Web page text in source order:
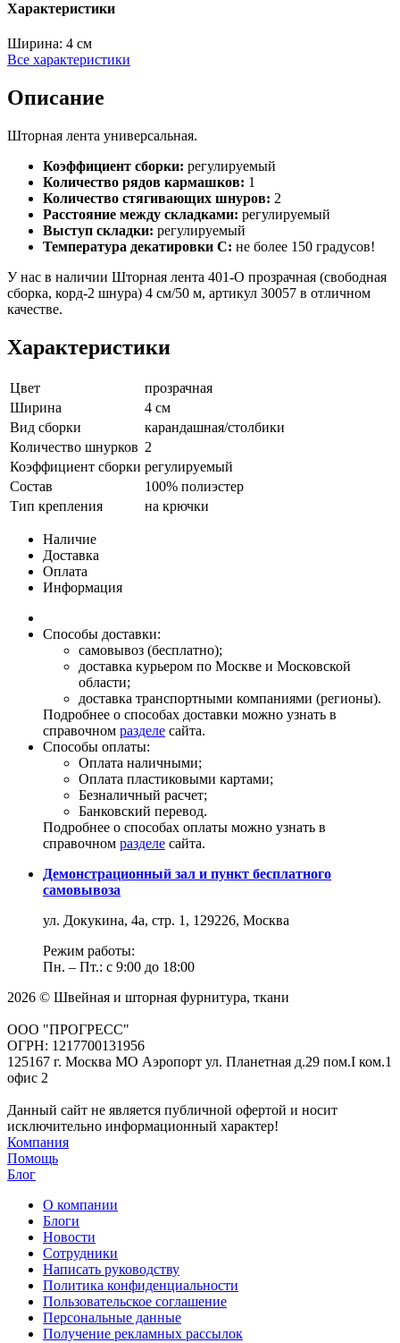
Характеристики
Ширина: 4 см
Все характеристики
Описание
Шторная лента универсальная.
Коэффициент сборки: регулируемый
Количество рядов кармашков: 1
Количество стягивающих шнуров: 2
Расстояние между складками: регулируемый
Выступ складки: регулируемый
Температура декатировки С: не более 150 градусов!
У нас в наличии Шторная лента 401-О прозрачная (свободная
сборка, корд-2 шнура) 4 см/50 м, артикул 30057 в отличном
качестве.
Характеристики
Цвет
прозрачная
Ширина
4 см
Вид сборки
карандашная/столбики
Количество шнурков 2
Коэффициент сборки регулируемый
Состав
100% полиэстер
Тип крепления
на крючки
Наличие
Доставка
Оплата
Информация
Способы доставки:
самовывоз (бесплатно);
доставка курьером по Москве и Московской
области;
доставка транспортными компаниями (регионы).
Подробнее о способах доставки можно узнать в
справочном разделе сайта.
Способы оплаты:
Оплата наличными;
Оплата пластиковыми картами;
Безналичный расчет;
Банковский перевод.
Подробнее о способах оплаты можно узнать в
справочном разделе сайта.
Демонстрационный зал и пункт бесплатного
самовывоза
ул. Докукина, 4а, стр. 1, 129226, Москва
Режим работы:
Пн. – Пт.: с 9:00 до 18:00
2026 © Швейная и шторная фурнитура, ткани
ООО "ПРОГРЕСС"
ОГРН: 1217700131956
125167 г. Москва МО Аэропорт ул. Планетная д.29 пом.I ком.1
офис 2
Данный сайт не является публичной офертой и носит
исключительно информационный характер!
Компания
Помощь
Блог
О компании
Блоги
Новости
Сотрудники
Написать руководству
Политика конфиденциальности
Пользовательское соглашение
Персональные данные
Получение рекламных рассылок